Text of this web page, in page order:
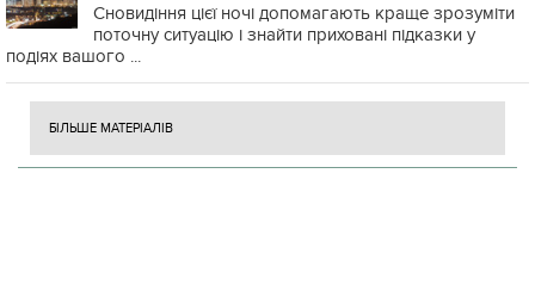
Сновидіння цієї ночі допомагають краще зрозуміти
поточну ситуацію і знайти приховані підказки у
подіях вашого ...
БІЛЬШЕ МАТЕРІАЛІВ